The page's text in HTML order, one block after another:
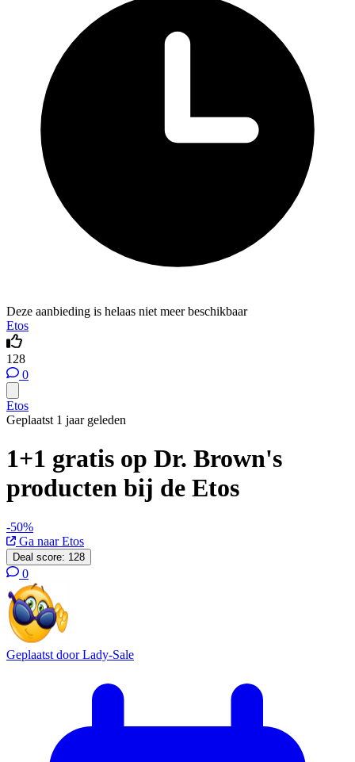
Deze aanbieding is helaas niet meer beschikbaar
Etos
128
0
Etos
Geplaatst 1 jaar geleden
1+1 gratis op Dr. Brown's
producten bij de Etos
-50%
Ga naar Etos
Deal score: 128
0
Geplaatst doorLady-Sale